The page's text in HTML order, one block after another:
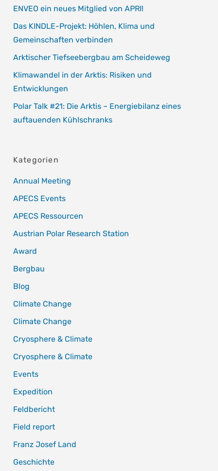
ENVEO ein neues Mitglied von APRI!
Das KINDLE-Projekt: Höhlen, Klima und
Gemeinschaften verbinden
Arktischer Tiefseebergbau am Scheideweg
Klimawandel in der Arktis: Risiken und
Entwicklungen
Polar Talk #21: Die Arktis – Energiebilanz eines
auftauenden Kühlschranks
Kategorien
Annual Meeting
APECS Events
APECS Ressourcen
Austrian Polar Research Station
Award
Bergbau
Blog
Climate Change
Climate Change
Cryosphere & Climate
Cryosphere & Climate
Events
Expedition
Feldbericht
Field report
Franz Josef Land
Geschichte